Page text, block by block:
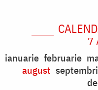
7
ianuarie februarie
august